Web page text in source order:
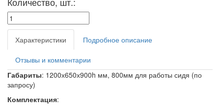
Характеристики Подробное описание
Отзывы и комментарии
Габариты: 1200х650х900h мм, 800мм для работы сидя (по
запросу)
Комплектация: